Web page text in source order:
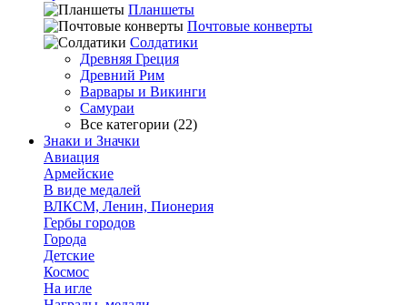
Планшеты
Почтовые конверты
Солдатики
Древняя Греция
Древний Рим
Варвары и Викинги
Самураи
Все категории (22)
Знаки и Значки
Авиация
Армейские
В виде медалей
ВЛКСМ, Ленин, Пионерия
Гербы городов
Города
Детские
Космос
На игле